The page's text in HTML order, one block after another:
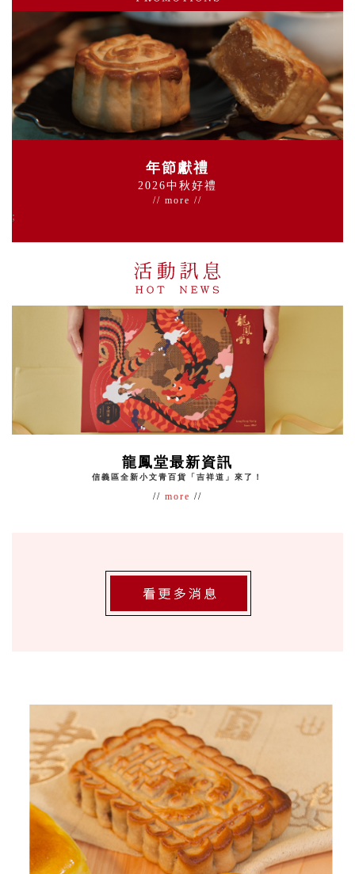
年節獻禮
2026中秋好禮
// more //
;
龍鳳堂最新資訊
信義區全新小文青百貨「吉祥道」來了！
// more //